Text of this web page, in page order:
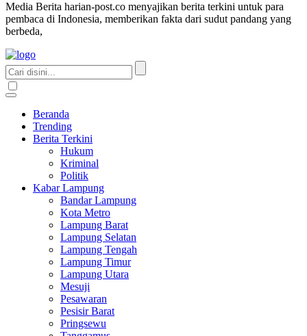
Media Berita harian-post.co menyajikan berita terkini untuk para
pembaca di Indonesia, memberikan fakta dari sudut pandang yang
berbeda,
Beranda
Trending
Berita Terkini
Hukum
Kriminal
Politik
Kabar Lampung
Bandar Lampung
Kota Metro
Lampung Barat
Lampung Selatan
Lampung Tengah
Lampung Timur
Lampung Utara
Mesuji
Pesawaran
Pesisir Barat
Pringsewu